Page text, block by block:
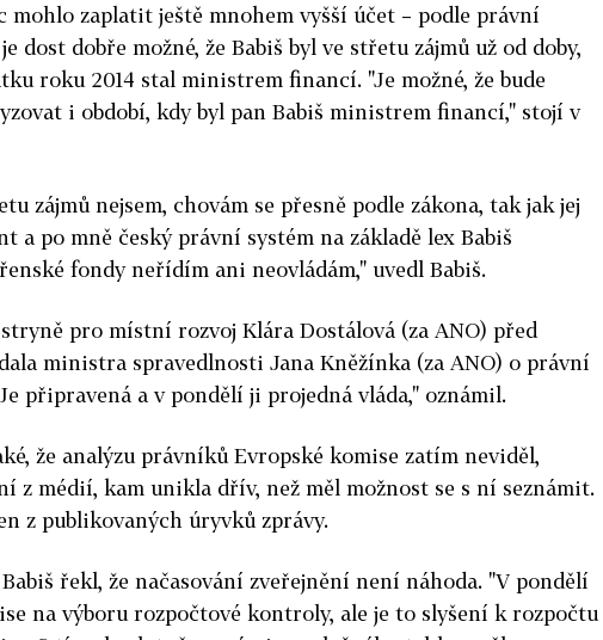
mohlo zaplatit ještě mnohem vyšší účet – podle právní
dost dobře možné, že Babiš byl ve střetu zájmů už od doby,
roku 2014 stal ministrem financí. "Je možné, že bude
i období, kdy byl pan Babiš ministrem financí," stojí v
zájmů nejsem, chovám se přesně podle zákona, tak jak jej
a po mně český právní systém na základě lex Babiš
fondy neřídím ani neovládám," uvedl Babiš.
pro místní rozvoj Klára Dostálová (za ANO) před
ministra spravedlnosti Jana Kněžínka (za ANO) o právní
připravená a v pondělí ji projedná vláda," oznámil.
že analýzu právníků Evropské komise zatím neviděl,
z médií, kam unikla dřív, než měl možnost se s ní seznámit.
z publikovaných úryvků zprávy.
řekl, že načasování zveřejnění není náhoda. "V pondělí
na výboru rozpočtové kontroly, ale je to slyšení k rozpočtu